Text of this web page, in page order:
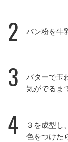
2 パン粉を牛
3
バターで玉
気がでるま
4
３を成型し
色をつけた